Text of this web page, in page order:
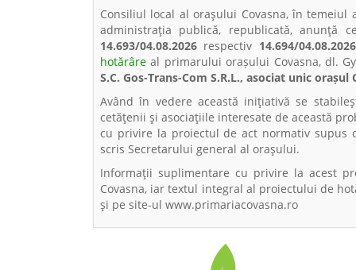
Consiliul local al oraşului Covasna, în
administraţia publică, republicată, anunţă
14.693/04.08.2026 respectiv 14.694/04.08.2026
hotărâre al primarului orașului Covasna, dl.
S.C. Gos-Trans-Com S.R.L., asociat unic
Având în vedere această iniţiativă se
cetăţenii şi asociaţiile interesate de această
cu privire la proiectul de act normativ supus
scris Secretarului general al oraşului.
Informaţii suplimentare cu privire la acest
Covasna, iar textul integral al proiectului de
şi pe site-ul www.primariacovasna.ro